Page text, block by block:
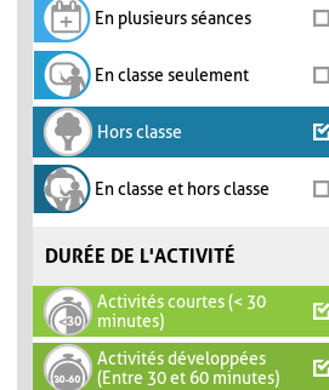
En plusieurs séances
En classe seulement
Hors classe
En classe et hors classe
DURÉE DE L'ACTIVITÉ
Activités courtes (< 30
minutes)
Activités développées
(Entre 30 et 60 minutes)